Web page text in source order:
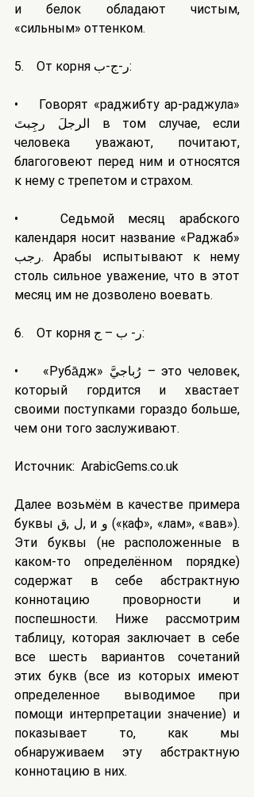
и белок обладают чистым,
«сильным» оттенком.
5.    От корня ر-ج-ب:
•    Говорят «раджибту ар-раджула»
الرجلَ رجِبتَ в том случае, если
человека уважают, почитают,
благоговеют перед ним и относятся
к нему с трепетом и страхом.
•   Седьмой месяц арабского
календаря носит название «Раджаб»
رجب. Арабы испытывают к нему
столь сильное уважение, что в этот
месяц им не дозволено воевать.
6.    От корня ر- ب – ج:
•    «Руба̄джӣ» رُباجيَّ – это человек,
который гордится и хвастает
своими поступками гораздо больше,
чем они того заслуживают.
Источник:  ArabicGems.co.uk
Далее возьмём в качестве примера
буквы ل ,ق, и و («к̣аф», «лам», «вав»).
Эти буквы (не расположенные в
каком-то определённом порядке)
содержат в себе абстрактную
коннотацию проворности и
поспешности. Ниже рассмотрим
таблицу, которая заключает в себе
все шесть вариантов сочетаний
этих букв (все из которых имеют
определенное выводимое при
помощи интерпретации значение) и
показывает то, как мы
обнаруживаем эту абстрактную
коннотацию в них.